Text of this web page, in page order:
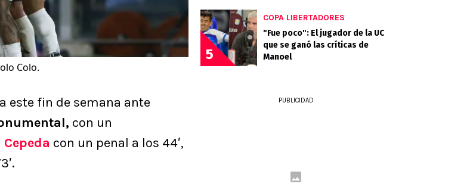
Colo.
este fin de semana ante
con un
con un penal a los 44′,
5
COPA LIBERTADORES
"Fue poco": El jugador de la UC
que se ganó las críticas de
Manoel
PUBLICIDAD